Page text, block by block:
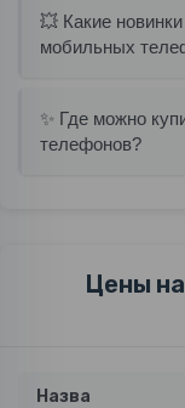
💥 Какие
мобильных
✨ Где можно
телефонов?
Цены
Назва